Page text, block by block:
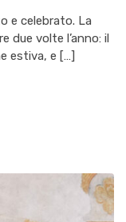
e celebrato. La
due volte l’anno: il
estiva, e […]